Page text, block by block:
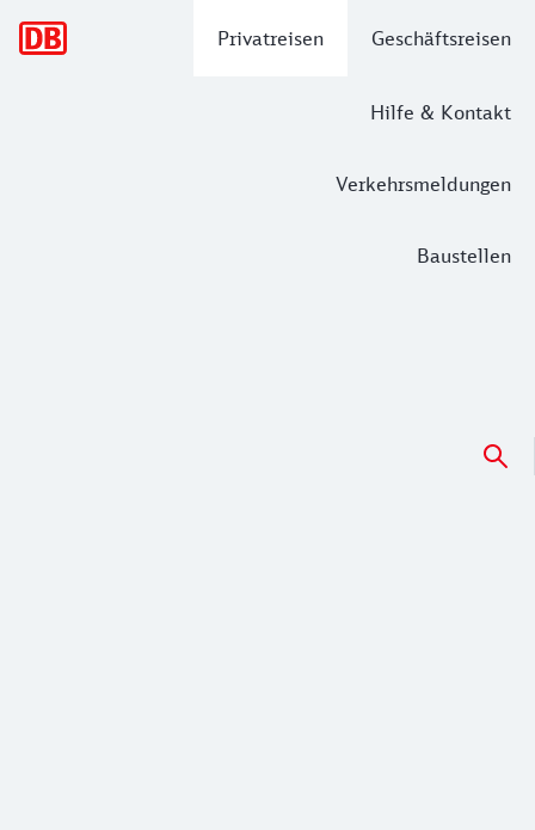
Privatreisen Geschäftsreisen
Hilfe & Kontakt
Verkehrsmeldungen
Baustellen